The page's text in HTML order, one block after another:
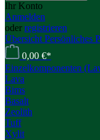
Ihr Konto
Anmelden
oder registrieren
Übersicht Persönliches
0,00 €*
Einzelkomponenten
Lava
Bims
Basalt
Zeolith
Tuff
Xylit